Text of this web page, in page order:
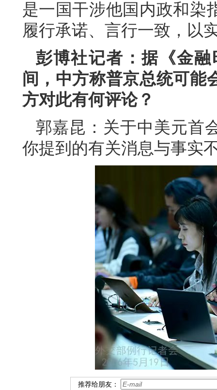
是一国干涉他国内政和染
履行承诺、言行一致，以
彭博社记者：据《金
间，中方称普京总统可能
方对此有何评论？
郭嘉昆：关于中美元首
你提到的有关消息与事实
推荐给朋友：